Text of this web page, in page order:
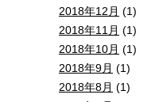
2018年12月 (1)
2018年11月 (1)
2018年10月 (1)
2018年9月 (1)
2018年8月 (1)